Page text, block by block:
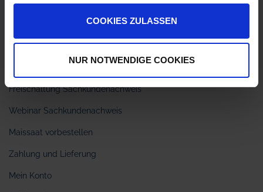
COOKIES ZULASSEN
NUR NOTWENDIGE COOKIES
Ansprechpartner
Freischaltung Sachkundenachweis
Webinar Sachkundenachweis
Maissaat vorbestellen
Zahlung und Lieferung
Mein Konto